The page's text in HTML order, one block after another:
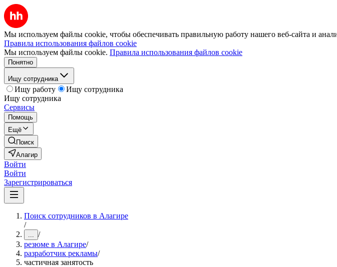
Мы используем файлы cookie, чтобы обеспечивать правильную работу нашего веб-сайта и
Правила использования файлов cookie
Мы используем файлы cookie. Правила использования файлов cookie
Понятно
Ищу сотрудника
Ищу работу
Ищу сотрудника
Ищу сотрудника
Сервисы
Помощь
Ещё
Поиск
Алагир
Войти
Войти
Зарегистрироваться
Поиск сотрудников в Алагире
/
... /
резюме в Алагире/
разработчик рекламы/
частичная занятость